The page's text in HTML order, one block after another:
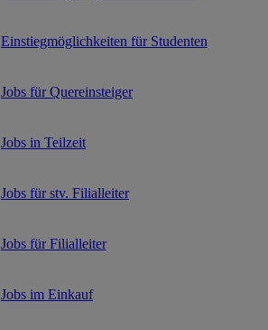
Einstiegmöglichkeiten für Studenten
Jobs für Quereinsteiger
Jobs in Teilzeit
Jobs für stv. Filialleiter
Jobs für Filialleiter
Jobs im Einkauf